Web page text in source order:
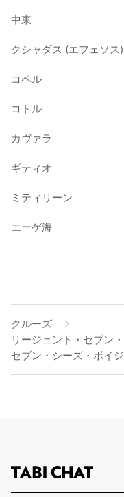
中東
クシャダス (エフェソス)
コペル
コトル
カヴァラ
ギティオ
ミティリーン
エーゲ海
クルーズ
リージェント・セブン
セブン・シーズ・ボイ